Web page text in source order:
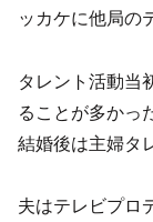
ッカケに他局の
タレント活動当
ることが多かっ
結婚後は主婦タ
夫はテレビプロ